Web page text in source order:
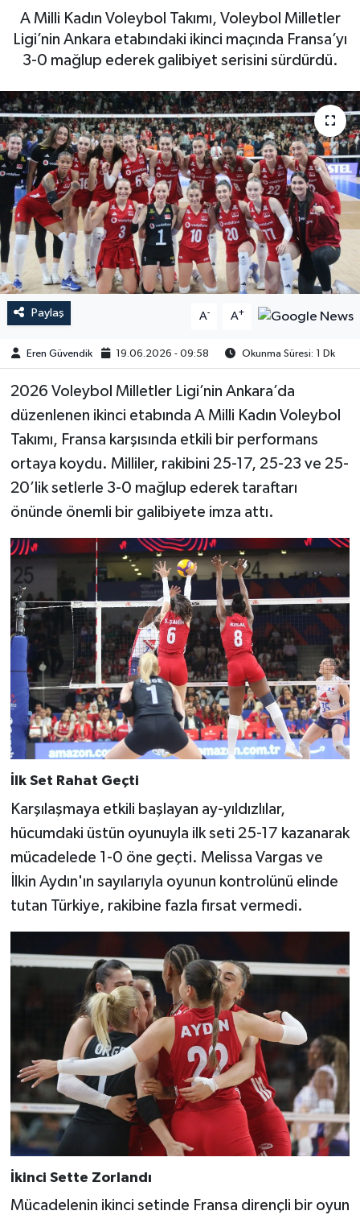
A Milli Kadın Voleybol Takımı, Voleybol Milletler
Ligi’nin Ankara etabındaki ikinci maçında Fransa’yı
3-0 mağlup ederek galibiyet serisini sürdürdü.
Paylaş A- A+
Eren Güvendik 19.06.2026 - 09:58 Okunma Süresi: 1 Dk
2026 Voleybol Milletler Ligi’nin Ankara’da
düzenlenen ikinci etabında A Milli Kadın Voleybol
Takımı, Fransa karşısında etkili bir performans
ortaya koydu. Milliler, rakibini 25-17, 25-23 ve 25-
20’lik setlerle 3-0 mağlup ederek taraftarı
önünde önemli bir galibiyete imza attı.
İlk Set Rahat Geçti
Karşılaşmaya etkili başlayan ay-yıldızlılar,
hücumdaki üstün oyunuyla ilk seti 25-17 kazanarak
mücadelede 1-0 öne geçti. Melissa Vargas ve
İlkin Aydın'ın sayılarıyla oyunun kontrolünü elinde
tutan Türkiye, rakibine fazla fırsat vermedi.
İkinci Sette Zorlandı
Mücadelenin ikinci setinde Fransa dirençli bir oyun